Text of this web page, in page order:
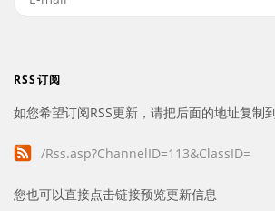
RSS订阅
如您希望订阅RSS更新，请把后面的地址复制
/Rss.asp?ChannelID=113&ClassID=
您也可以直接点击链接预览更新信息